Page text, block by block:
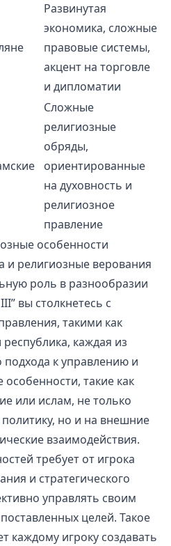
Развинутая
экономика, сложные
правовые системы,
акцент на торговле
и дипломатии
Сложные
религиозные
обряды,
ориентированные
на духовность и
религиозное
правление
особенности
и религиозные верования
роль в разнообразии
вы столкнетесь с
такими как
каждая из
подхода к управлению и
особенности, такие как
или ислам, не только
но и на внешние
взаимодействия.
требует от игрока
и стратегического
управлять своим
целей. Такое
каждому игроку создавать